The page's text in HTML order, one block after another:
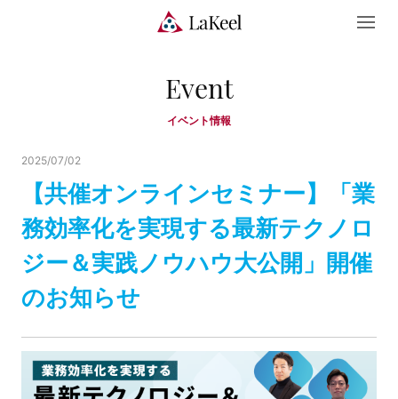
Event
イベント情報
【共催オンラインセミナー】「業
務効率化を実現する最新テクノロ
ジー＆実践ノウハウ大公開」開催
のお知らせ
2025/07/02